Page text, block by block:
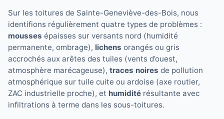
Sur les toitures de Sainte-Geneviève-des-Bois, nous
identifions régulièrement quatre types de problèmes :
mousses épaisses sur versants nord (humidité
permanente, ombrage), lichens orangés ou gris
accrochés aux arêtes des tuiles (vents d’ouest,
atmosphère marécageuse), traces noires de pollution
atmosphérique sur tuile cuite ou ardoise (axe routier,
ZAC industrielle proche), et humidité résultante avec
infiltrations à terme dans les sous-toitures.